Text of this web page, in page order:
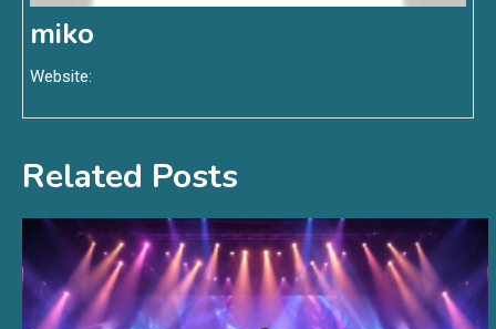
miko
Website:
Related Posts